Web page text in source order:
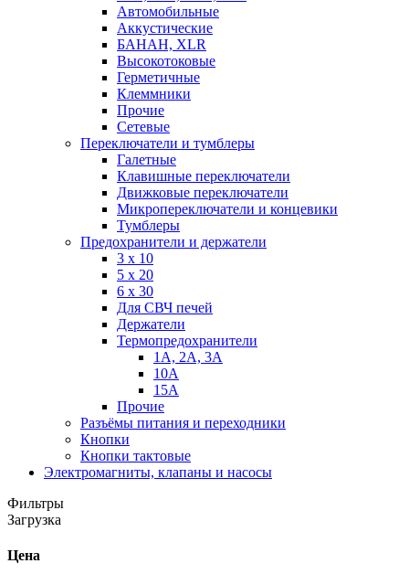
Автомобильные
Аккустические
БАНАН, XLR
Высокотоковые
Герметичные
Клеммники
Прочие
Сетевые
Переключатели и тумблеры
Галетные
Клавишные переключатели
Движковые переключатели
Микропереключатели и концевики
Тумблеры
Предохранители и держатели
3 х 10
5 х 20
6 х 30
Для СВЧ печей
Держатели
Термопредохранители
1А, 2А, 3А
10А
15А
Прочие
Разъёмы питания и переходники
Кнопки
Кнопки тактовые
Электромагниты, клапаны и насосы
Фильтры
Загрузка
Цена